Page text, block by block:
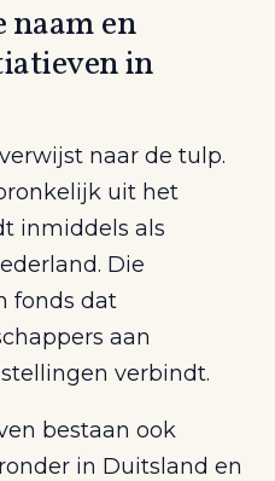
naam en
in
naar de tulp.
uit het
inmiddels als
Die
fonds dat
aan
verbindt.
bestaan ook
in Duitsland en